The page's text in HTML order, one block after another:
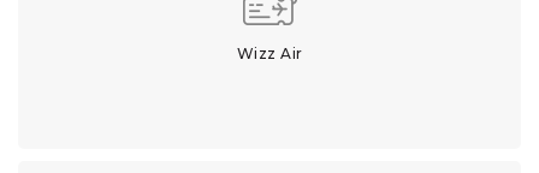
Wizz Air